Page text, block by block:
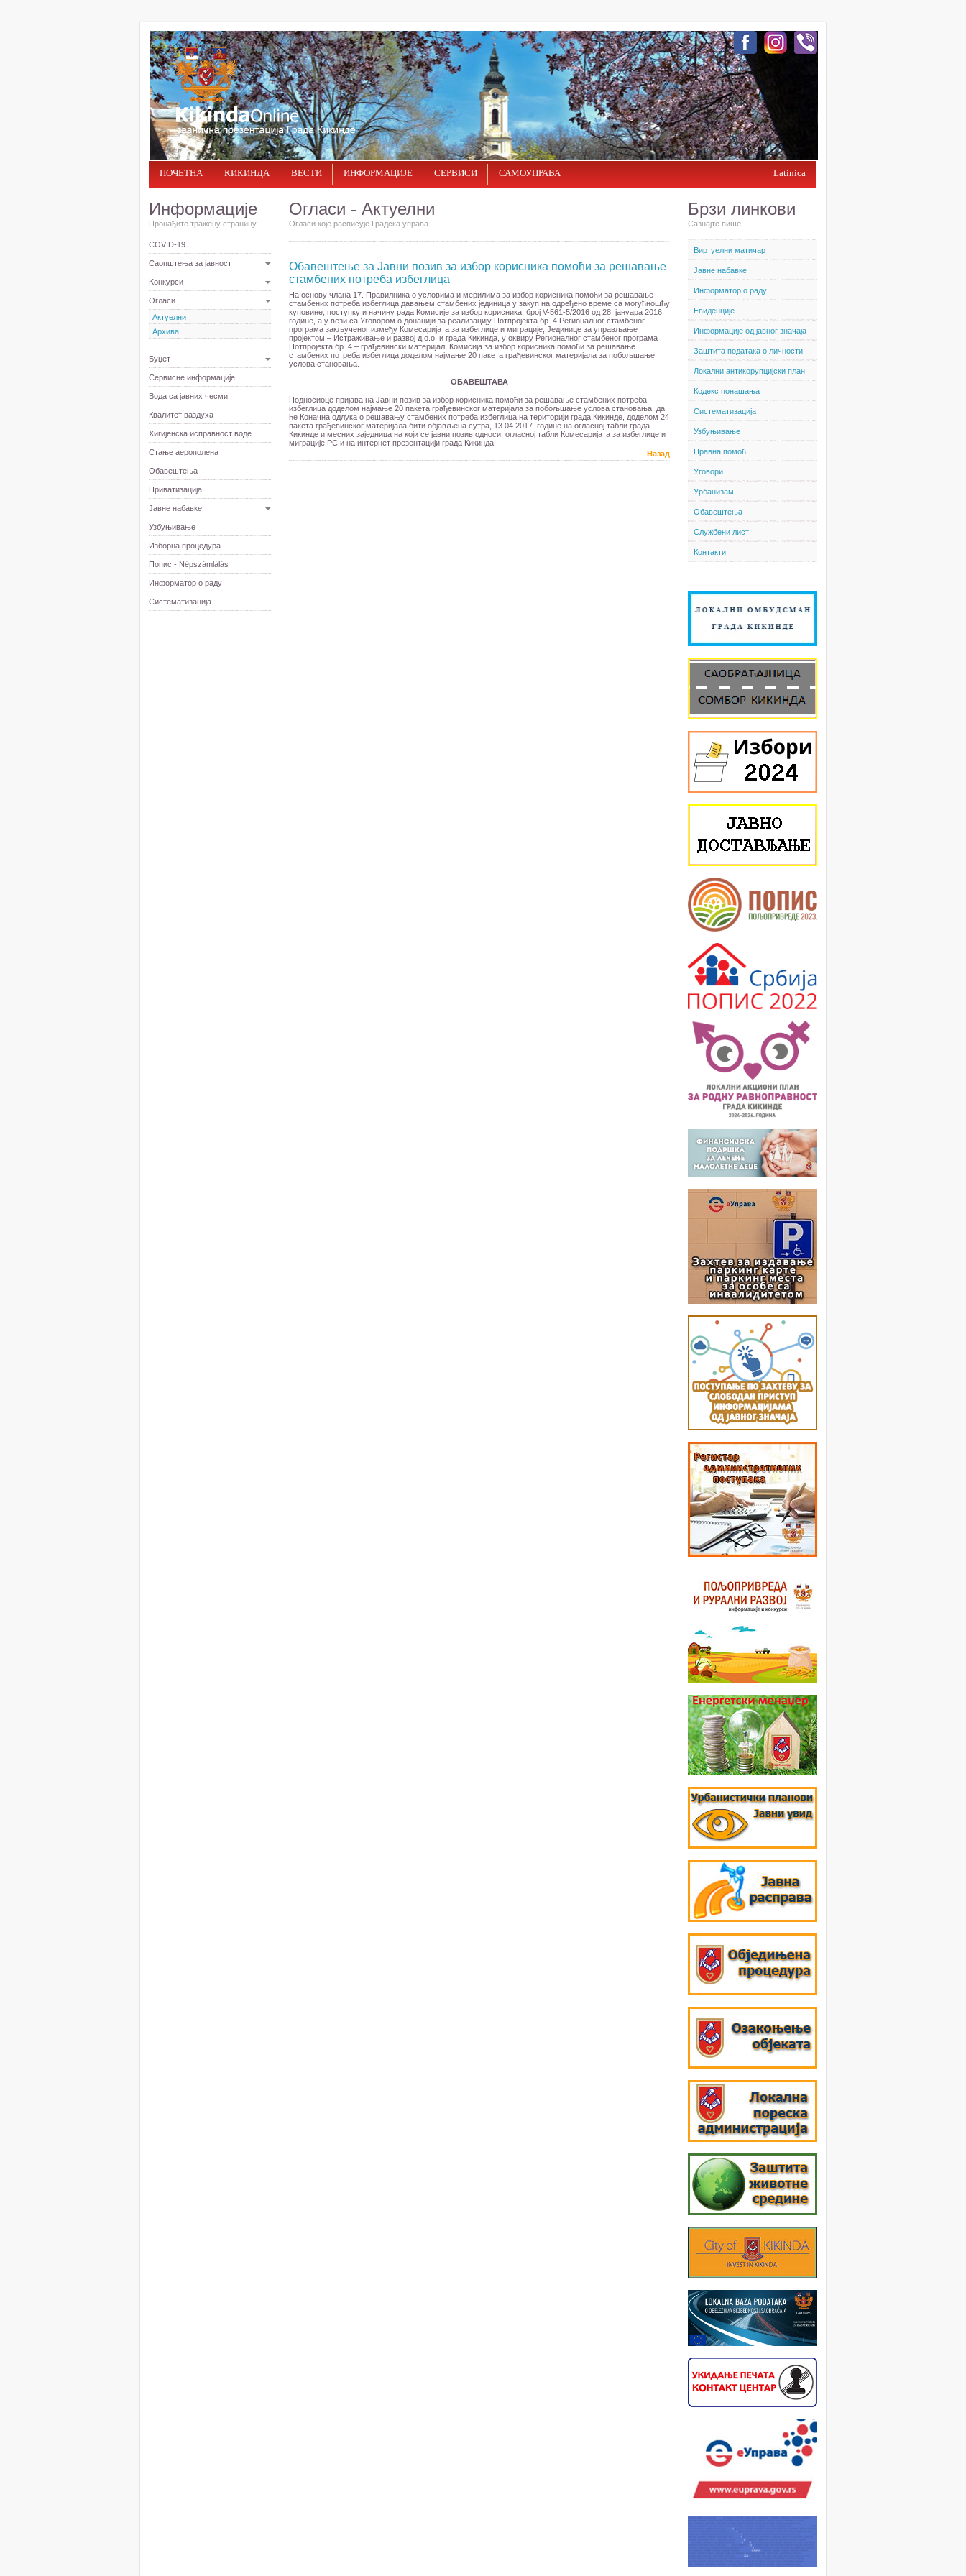
ПОЧЕТНА КИКИНДА ВЕСТИ ИНФОРМАЦИЈЕ СЕРВИСИ САМОУПРАВА Latinica
Информације
Пронађите тражену страницу
COVID-19
Саопштења за јавност
Kонкурси
Огласи
Актуелни
Архива
Буџет
Сервисне информације
Вода са јавних чесми
Квалитет ваздуха
Хигијенска исправност воде
Стање аерополена
Обавештења
Приватизација
Јавне набавке
Узбуњивање
Изборна процедура
Попис - Népszámlálás
Информатор о раду
Систематизација
Огласи - Актуелни
Огласи које расписује Градска управа...
Обавештење за Јавни позив за избор корисника помоћи за решавање
стамбених потреба избеглица
На основу члана 17. Правилника о условима и мерилима за избор корисника помоћи за решавање
стамбених потреба избеглица давањем стамбених јединица у закуп на одређено време са могућношћу
куповине, поступку и начину рада Комисије за избор корисника, број V-561-5/2016 од 28. јануара 2016.
године, а у вези са Уговором о донацији за реализацију Потпројекта бр. 4 Регионалног стамбеног
програма закљученог између Комесаријата за избеглице и миграције, Јединице за управљање
пројектом – Истраживање и развој д.о.о. и града Кикинда, у оквиру Регионалног стамбеног програма
Потпројекта бр. 4 – грађевински материјал, Комисија за избор корисника помоћи за решавање
стамбених потреба избеглица доделом најмање 20 пакета грађевинског материјала за побољшање
услова становања.
ОБАВЕШТАВА
Подносиоце пријава на Јавни позив за избор корисника помоћи за решавање стамбених потреба
избеглица доделом најмање 20 пакета грађевинског материјала за побољшање услова становања, да
ће Коначна одлука о решавању стамбених потреба избеглица на територији града Кикинде, доделом 24
пакета грађевинског материјала бити објављена сутра, 13.04.2017. године на огласној табли града
Кикинде и месних заједница на који се јавни позив односи, огласној табли Комесаријата за избеглице и
миграције РС и на интернет презентацији града Кикинда.
Назад
Брзи линкови
Сазнајте више...
Виртуелни матичар
Јавне набавке
Информатор о раду
Евиденције
Информације од јавног значаја
Заштита података о личности
Локални антикорупцијски план
Кодекс понашања
Систематизација
Узбуњивање
Правна помоћ
Уговори
Урбанизам
Обавештења
Службени лист
Контакти